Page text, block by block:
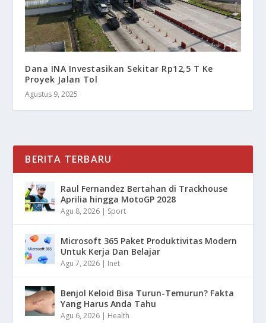
Dana INA Investasikan Sekitar Rp12,5 T Ke
Proyek Jalan Tol
Agustus 9, 2025
BERITA TERBARU
Raul Fernandez Bertahan di Trackhouse
Aprilia hingga MotoGP 2028
Agu 8, 2026 | Sport
Microsoft 365 Paket Produktivitas Modern
Untuk Kerja Dan Belajar
Agu 7, 2026 | Inet
Benjol Keloid Bisa Turun-Temurun? Fakta
Yang Harus Anda Tahu
Agu 6, 2026 | Health